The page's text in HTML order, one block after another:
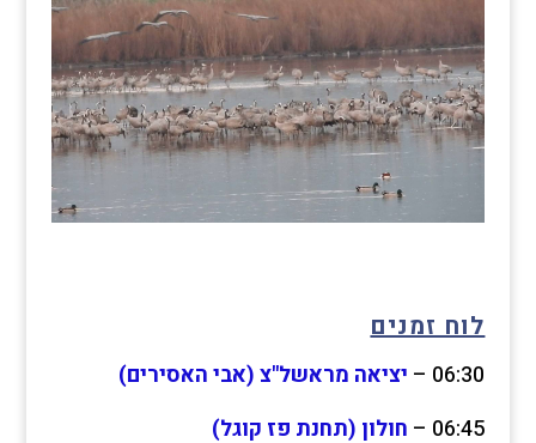
לוח זמנים
06:30 –
יציאה מראשל"צ (אבי האסירים)
06:45 –
חולון (תחנת פז קוגל)